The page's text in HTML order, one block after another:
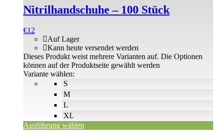
Nitrilhandschuhe – 100 Stück
€12
S
M
L
XL
Auf Lager
Kann heute versendet werden
Variante wählen:
Ausführung wählen
Dieses Produkt weist mehrere Varianten auf. Die Optionen
können auf der Produktseite gewählt werden